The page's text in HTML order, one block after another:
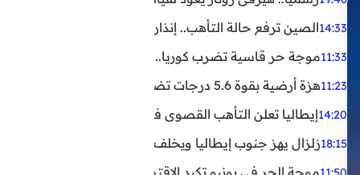
14:33الصين ترفع حالة التأهب.. إنذاران جديدان بسبب الأمطار
11:33موجة حر قاسية تضرب كوريا.. وفيات وإصابات ونفوق مئات
11:23هزة أرضية بقوة 5.6 درجات تضرب مصر
14:20إيطاليا تعلن التأهب القصوى في 23 مدينة بسبب موجة حر شديدة
18:15زلزال يهز جنوب إيطاليا ويخلف عشرات الجرحى